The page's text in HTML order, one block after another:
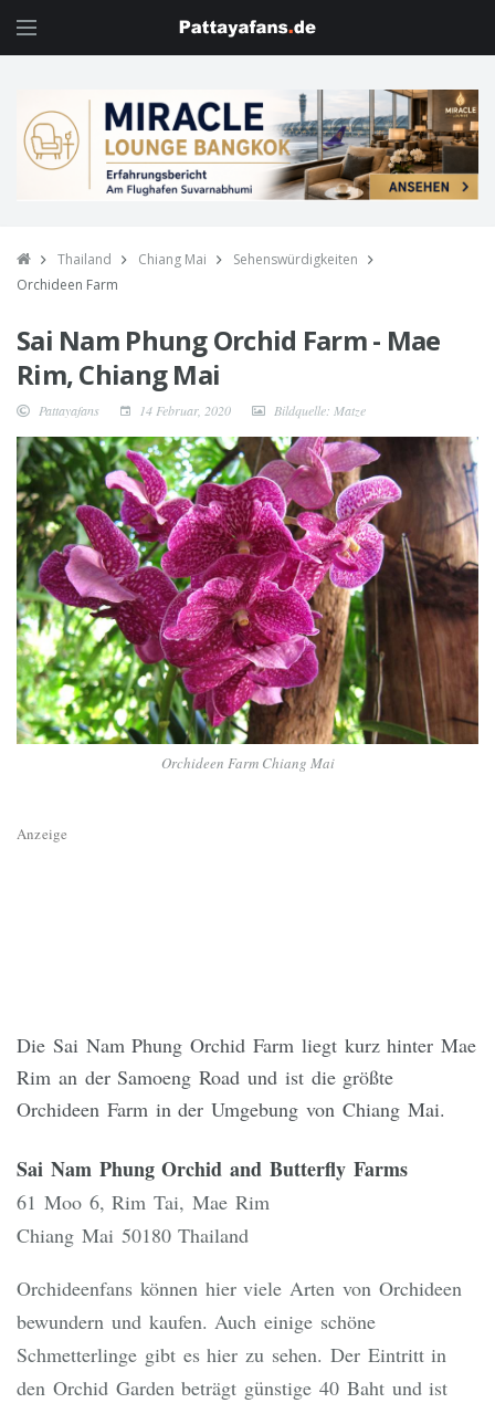
Thailand Chiang Mai
Sehenswürdigkeiten
Orchideen Farm
Sai Nam Phung Orchid Farm - Mae
Rim, Chiang Mai
Pattayafans 14 Februar, 2020 Bildquelle: Matze
Orchideen Farm Chiang Mai
Anzeige
Die Sai Nam Phung Orchid Farm liegt kurz hinter Mae
Rim an der Samoeng Road und ist die größte
Orchideen Farm in der Umgebung von Chiang Mai.
Sai Nam Phung Orchid and Butterfly Farms
61 Moo 6, Rim Tai, Mae Rim
Chiang Mai 50180 Thailand
Orchideenfans können hier viele Arten von Orchideen
bewundern und kaufen. Auch einige schöne
Schmetterlinge gibt es hier zu sehen. Der Eintritt in
den Orchid Garden beträgt günstige 40 Baht und ist